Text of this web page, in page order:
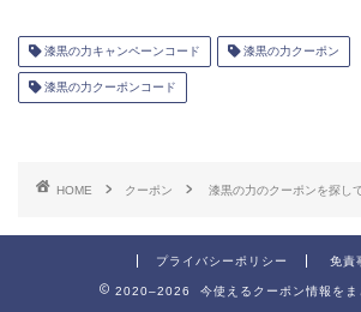
漆黒の力キャンペーンコード 漆黒の力クーポン
漆黒の力クーポンコード
HOME クーポン 漆黒の力のクーポンを探し
プライバシーポリシー 免責
2020–2026 今使えるクーポン情報をま